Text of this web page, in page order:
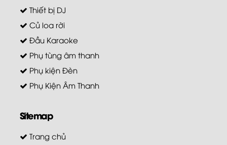
Thiết bị DJ
Củ loa rời
Đầu Karaoke
Phụ tùng âm thanh
Phụ kiện Đèn
Phụ Kiện Âm Thanh
Sitemap
Trang chủ